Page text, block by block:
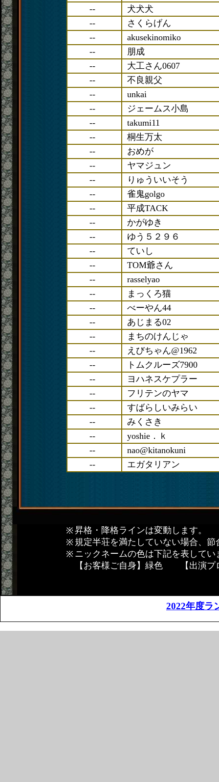
--
犬犬犬
--
さくらげん
--
akusekinomiko
--
朋成
--
大工さん0607
--
不良親父
--
unkai
--
ジェームス小島
--
takumi11
--
桐生万太
--
おめが
--
ヤマジュン
--
りゅういいそう
--
雀鬼golgo
--
平成TACK
--
かがゆき
--
ゆう５２９６
--
ていし
--
TOM爺さん
--
rasselyao
--
まっくろ猫
--
べーやん44
--
あじまる02
--
まちのけんじゃ
--
えびちゃん@1962
--
トムクルーズ7900
--
ヨハネスケプラー
--
フリテンのヤマ
--
すばらしいみらい
--
みくさき
--
yoshie．ｋ
--
nao@kitanokuni
--
エガタリアン
昇格・降格ラインは変動します。
規定半荘を満たしていない場合、
ニックネームの色は下記を表してい
【お客様ご自身】緑色 【出演
2022年度ラ